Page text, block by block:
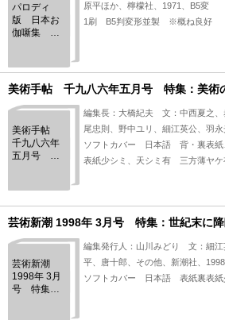
パロディ
版 日本お
伽噺集
臨時増刊）
原平ほか、檸檬社、1971、B5変
1刷 B5判変形並製 ※概ね良好
美術手帖 千九八六年五月号 特集：美術
美術手帖
千九八六年
五月号 特
編集長：大橋紀夫 文：中西夏之、
尾忠則、野中ユリ、細江英公、羽
ソフトカバー 日本語 背・裏表
表紙少シミ、天シミ有 三方薄ヤケ
芸術新潮 1998年 3月号 特集：世紀末に
芸術新潮
1998年 3月
号 特集：
編集発行人：山川みどり 文：細江
平、唐十郎、その他、新潮社、
ソフトカバー 日本語 表紙裏表紙